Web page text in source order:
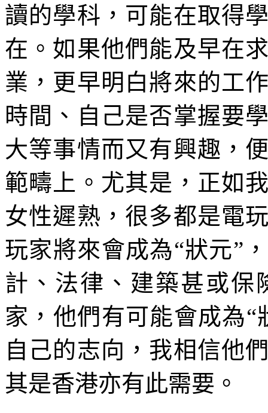
讀的學科，可能在取得
在。如果他們能及早在
業，更早明白將來的工
時間、自己是否掌握要
大等事情而又有興趣，
範疇上。尤其是，正如
女性遲熟，很多都是電
玩家將來會成為“狀元”
計、法律、建築甚或保
家，他們有可能會成為
自己的志向，我相信他
其是香港亦有此需要。